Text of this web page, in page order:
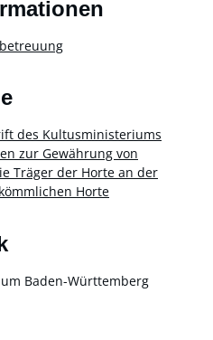
des Kultusministeriums
zur Gewährung von
Träger der Horte an der
Horte
Baden-Württemberg